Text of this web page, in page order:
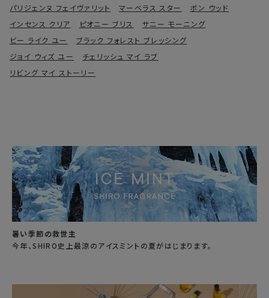
パリジェンヌ フェイヴァリット
マーベラス スター
ボン ウッド
インセンス クリア
ピオニー ブリス
サニー モーニング
ビー ライク ユー
ブラック フォレスト ブレッシング
ジョイ ウィズ ユー
チェリッシュ マイ ラブ
リビング マイ ストーリー
暑い季節の救世主
今年、SHIRO史上最涼のアイスミントの夏がはじまります。